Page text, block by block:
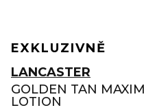
EXKLUZIVNĚ
LANCASTER
GOLDEN TAN
LOTION